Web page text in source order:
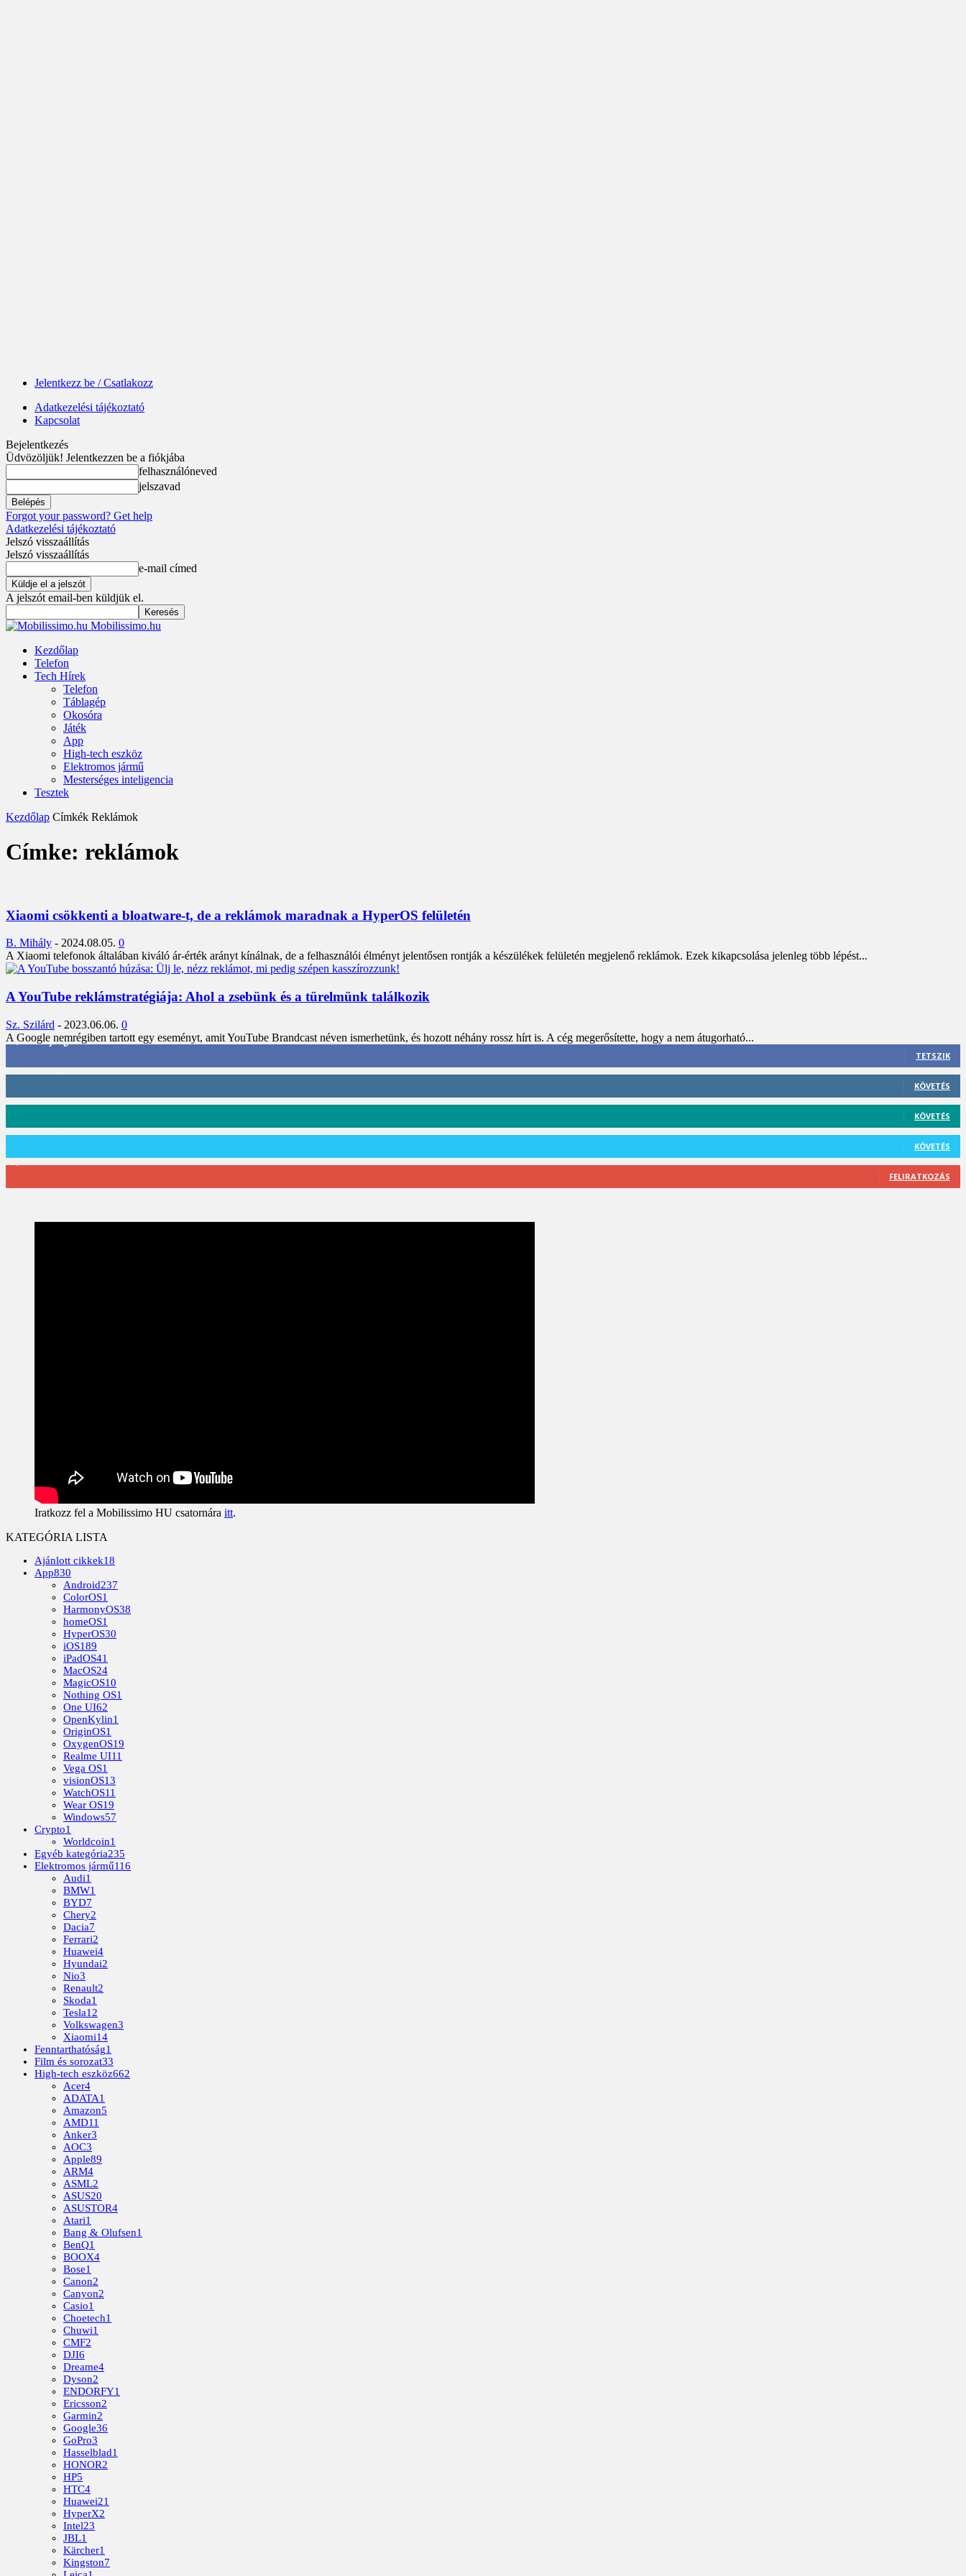
Jelentkezz be / Csatlakozz
Adatkezelési tájékoztató
Kapcsolat
Bejelentkezés
Üdvözöljük! Jelentkezzen be a fiókjába
felhasználóneved
jelszavad
Forgot your password? Get help
Adatkezelési tájékoztató
Jelszó visszaállítás
Jelszó visszaállítás
e-mail címed
A jelszót email-ben küldjük el.
Mobilissimo.hu
Kezdőlap
Telefon
Tech Hírek
Telefon
Táblagép
Okosóra
Játék
App
High-tech eszköz
Elektromos jármű
Mesterséges inteligencia
Tesztek
Kezdőlap Címkék Reklámok
Címke: reklámok
Xiaomi csökkenti a bloatware-t, de a reklámok maradnak a HyperOS felületén
B. Mihály - 2024.08.05. 0
A Xiaomi telefonok általában kiváló ár-érték arányt kínálnak, de a felhasználói élményt jelentősen rontják a készülékek felületén megjelenő reklámok. Ezek kikapcsolása jelenleg több lépést...
A YouTube reklámstratégiája: Ahol a zsebünk és a türelmünk találkozik
Sz. Szilárd - 2023.06.06. 0
A Google nemrégiben tartott egy eseményt, amit YouTube Brandcast néven ismerhetünk, és hozott néhány rossz hírt is. A cég megerősítette, hogy a nem átugorható...
3,452 Rajongók
TETSZIK
KÖVETÉS
KÖVETÉS
KÖVETÉS
FELIRATKOZÁS
Iratkozz fel a Mobilissimo HU csatornára itt.
KATEGÓRIA LISTA
Ajánlott cikkek18
App830
Android237
ColorOS1
HarmonyOS38
homeOS1
HyperOS30
iOS189
iPadOS41
MacOS24
MagicOS10
Nothing OS1
One UI62
OpenKylin1
OriginOS1
OxygenOS19
Realme UI11
Vega OS1
visionOS13
WatchOS11
Wear OS19
Windows57
Crypto1
Worldcoin1
Egyéb kategória235
Elektromos jármű116
Audi1
BMW1
BYD7
Chery2
Dacia7
Ferrari2
Huawei4
Hyundai2
Nio3
Renault2
Skoda1
Tesla12
Volkswagen3
Xiaomi14
Fenntarthatóság1
Film és sorozat33
High-tech eszköz662
Acer4
ADATA1
Amazon5
AMD11
Anker3
AOC3
Apple89
ARM4
ASML2
ASUS20
ASUSTOR4
Atari1
Bang & Olufsen1
BenQ1
BOOX4
Bose1
Canon2
Canyon2
Casio1
Choetech1
Chuwi1
CMF2
DJI6
Dreame4
Dyson2
ENDORFY1
Ericsson2
Garmin2
Google36
GoPro3
Hasselblad1
HONOR2
HP5
HTC4
Huawei21
HyperX2
Intel23
JBL1
Kärcher1
Kingston7